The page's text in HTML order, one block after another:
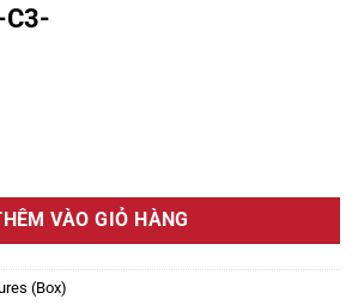
C3-
Sata-USB-3.0-ORICO-M2PF-C3- số lượng
VÀO GIỎ HÀNG
(Box)